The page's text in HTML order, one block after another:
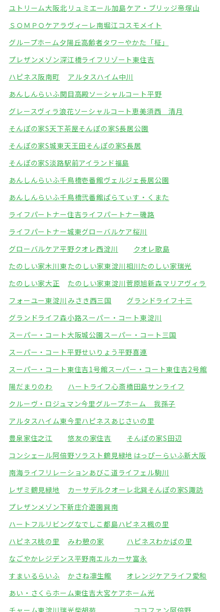
ユトリーム大阪北 リュミエール加島ケア・ブリッジ帝塚山
ＳＯＭＰＯケアラヴィーレ南堀江コスモメイト
グループホーム夕陽丘高齢者タワーやかた「柾」
プレザンメゾン深江橋ライフリゾート東住吉
ハピネス阪南町
アルタスハイム中川
あんしんらいふ関目高殿ソーシャルコート平野
グレースヴィラ浪花ソーシャルコート恵美須西 清月
そんぽの家S天下茶屋そんぽの家S長居公園
そんぽの家S城東天王田そんぽの家S長居
そんぽの家S淡路駅前アイランド福島
あんしんらいふ千鳥橋壱番館ヴェルジェ長居公園
あんしんらいふ千鳥橋弐番館ぱらてぃす・くまた
ライフパートナー住吉ライフパートナー磯路
ライフパートナー城東グローバルケア桜川
グローバルケア平野クオレ西淀川
クオレ歌島
たのしい家木川東 たのしい家東淀川相川たのしい家瑞光
たのしい家大正
たのしい家東淀川菅原旭新森マリアヴィラ
フォーユー東淀川 みさき西三国
グランドライフ十三
グランドライフ森小路スーパー・コート東淀川
スーパー・コート大阪城公園 スーパー・コート三国
スーパー・コート平野せいりょう平野喜連
スーパー・コート東住吉1号館スーパー・コート東住吉2号館
陽だまりのわ
ハートライフ心斎橋田島サンライフ
クルーヴ・ロジュマン今里 グループホーム 我孫子
アルタスハイム東今里ハピネスあじさいの里
豊泉家住之江
悠友の家住吉
そんぽの家S田辺
コンシェール阿倍野ソラスト鶴見緑地 はっぴーらいふ新大阪
南海ライフリレーションあびこ道ライフェル駒川
レザミ鶴見緑地
カーサデルクオーレ北巽そんぽの家S諏訪
プレザンメゾン下新庄介遊園巽南
ハートフルリビングなでしこ都島ハピネス楓の里
ハピネス桃の里
みわ憩の家
ハピネスわかばの里
なごやかレジデンス平野南エルカーサ富永
すまいるらいふ
かさね凛生館
オレンジケアライフ愛和
あい・さくらホーム東住吉大宮ケアホーム光
チャーム東淀川瑞光柴胡苑
ココファン阿倍野